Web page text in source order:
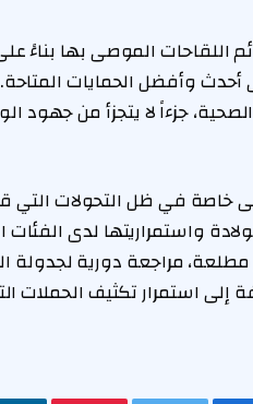
اللقاحات الموصى بها بناءً
أحدث وأفضل الحمايات
جزءاً لا يتجزأ من جهود
خاصة في ظل التحولات التي
واستمراريتها لدى
مراجعة دورية لجدولة
إلى استمرار تكثيف الحملات